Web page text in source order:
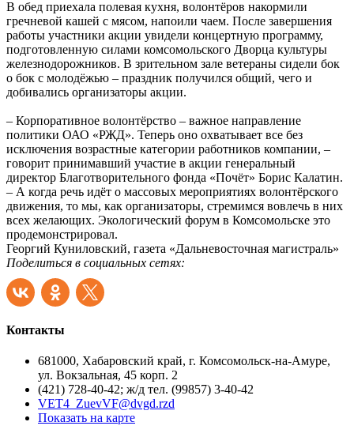
В обед приехала полевая кухня, волонтёров накормили
гречневой кашей с мясом, напоили чаем. После завершения
работы участники акции увидели концертную программу,
подготовленную силами комсомольского Дворца культуры
железнодорожников. В зрительном зале ветераны сидели бок
о бок с молодёжью – праздник получился общий, чего и
добивались организаторы акции.
– Корпоративное волонтёрство – важное направление
политики ОАО «РЖД». Теперь оно охватывает все без
исключения возрастные категории работников компании, –
говорит принимавший участие в акции генеральный
директор Благотворительного фонда «Почёт» Борис Калатин.
– А когда речь идёт о массовых мероприятиях волонтёрского
движения, то мы, как организаторы, стремимся вовлечь в них
всех желающих. Экологический форум в Комсомольске это
продемонстрировал.
Георгий Куниловский, газета «Дальневосточная магистраль»
Поделиться в социальных сетях:
Контакты
681000, Хабаровский край, г. Комсомольск-на-Амуре,
ул. Вокзальная, 45 корп. 2
(421) 728-40-42; ж/д тел. (99857) 3-40-42
VET4_ZuevVF@dvgd.rzd
Показать на карте